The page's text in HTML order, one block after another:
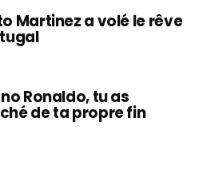
Martinez a volé le rêve
Ronaldo, tu as
de ta propre fin